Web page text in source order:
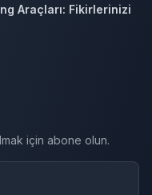
Araçları: Fikirlerinizi
için abone olun.